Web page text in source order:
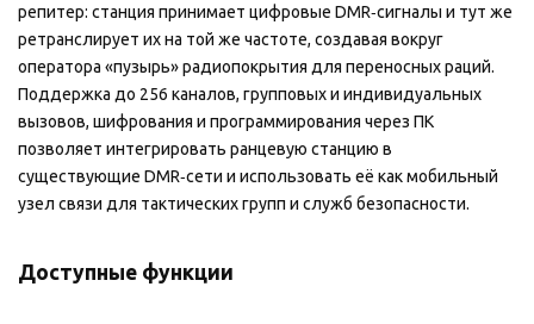
репитер: станция принимает цифровые DMR‑сигналы и тут же
ретранслирует их на той же частоте, создавая вокруг
оператора «пузырь» радиопокрытия для переносных раций.
Поддержка до 256 каналов, групповых и индивидуальных
вызовов, шифрования и программирования через ПК
позволяет интегрировать ранцевую станцию в
существующие DMR‑сети и использовать её как мобильный
узел связи для тактических групп и служб безопасности.
Доступные функции